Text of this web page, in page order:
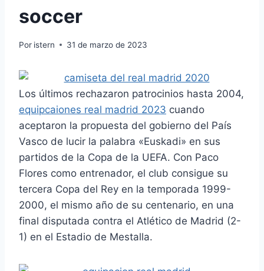
soccer
Por istern 31 de marzo de 2023
Los últimos rechazaron patrocinios hasta 2004,
equipcaiones real madrid 2023 cuando
aceptaron la propuesta del gobierno del País
Vasco de lucir la palabra «Euskadi» en sus
partidos de la Copa de la UEFA. Con Paco
Flores como entrenador, el club consigue su
tercera Copa del Rey en la temporada 1999-
2000, el mismo año de su centenario, en una
final disputada contra el Atlético de Madrid (2-
1) en el Estadio de Mestalla.